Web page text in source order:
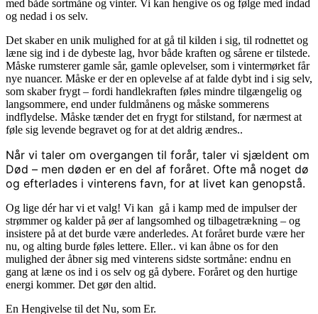
med både sortmåne og vinter. Vi kan hengive os og følge med indad
og nedad i os selv.
Det skaber en unik mulighed for at gå til kilden i sig, til rodnettet og
læne sig ind i de dybeste lag, hvor både kraften og sårene er tilstede.
Måske rumsterer gamle sår, gamle oplevelser, som i vintermørket får
nye nuancer. Måske er der en oplevelse af at falde dybt ind i sig selv,
som skaber frygt – fordi handlekraften føles mindre tilgængelig og
langsommere, end under fuldmånens og måske sommerens
indflydelse. Måske tænder det en frygt for stilstand, for nærmest at
føle sig levende begravet og for at det aldrig ændres..
Når vi taler om overgangen til forår, taler vi sjældent om
Død – men døden er en del af foråret. Ofte må noget dø
og efterlades i vinterens favn, for at livet kan genopstå.
Og lige dér har vi et valg! Vi kan gå i kamp med de impulser der
strømmer og kalder på øer af langsomhed og tilbagetrækning – og
insistere på at det burde være anderledes. At foråret burde være her
nu, og alting burde føles lettere. Eller.. vi kan åbne os for den
mulighed der åbner sig med vinterens sidste sortmåne: endnu en
gang at læne os ind i os selv og gå dybere. Foråret og den hurtige
energi kommer. Det gør den altid.
En Hengivelse til det Nu, som Er.